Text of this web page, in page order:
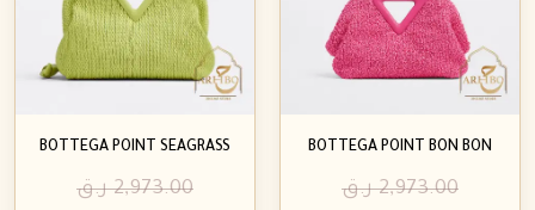
BOTTEGA POINT BON BON
2,973.00 ر.ق
BOTTEGA POINT SEAGRASS
2,973.00 ر.ق